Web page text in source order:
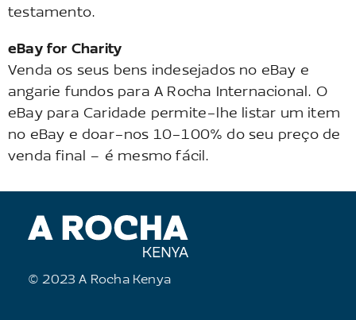
testamento.
eBay for Charity
Venda os seus bens indesejados no eBay e
angarie fundos para A Rocha Internacional. O
eBay para Caridade permite-lhe listar um item
no eBay e doar-nos 10-100% do seu preço de
venda final – é mesmo fácil.
© 2023 A Rocha Kenya